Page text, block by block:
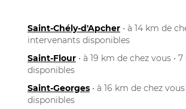
Saint-Chély-d'Apcher • à 14 km de
intervenants disponibles
Saint-Flour • à 19 km de chez vous •
disponibles
Saint-Georges • à 16 km de chez
disponibles